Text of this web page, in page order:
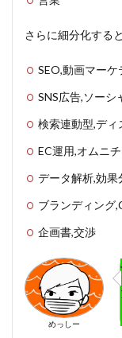
さらに細分化する
SEO,動画マーケ
SNS広告,ソーシ
検索連動型,ディ
EC運用,オムニ
データ解析,効果
ブランディング
企画書,交渉
めっしー